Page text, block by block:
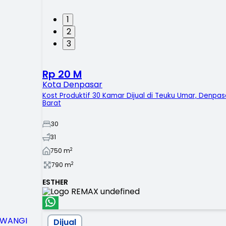
1
2
3
Rp 20 M
Kota Denpasar
Kost Produktif 30 Kamar Dijual di Teuku Umar,
Barat
30
31
750 m2
790 m2
ESTHER
Dijual